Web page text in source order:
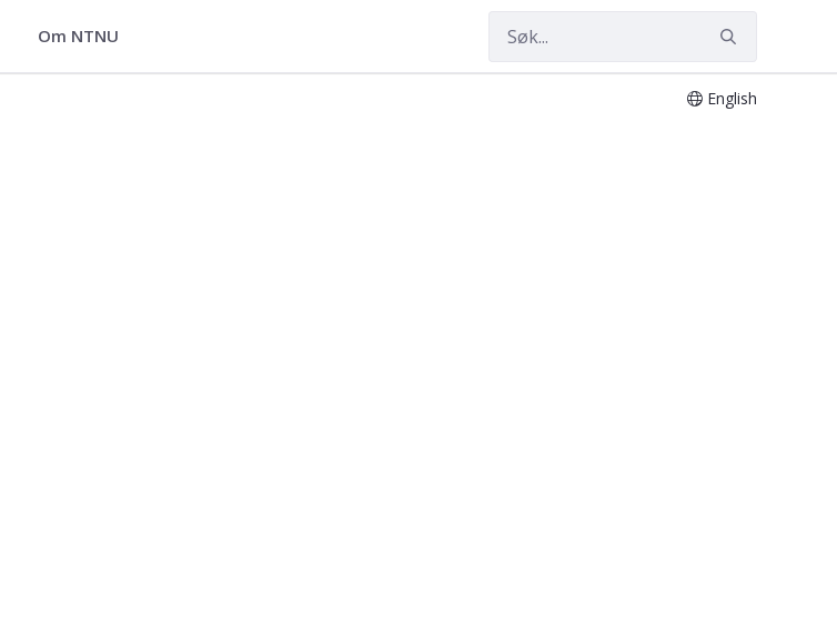
Om NTNU
English